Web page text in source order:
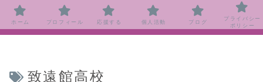
致遠館高校
ホーム プロフィール 応援する 個人活動 ブログ
プライバシー
ポリシー